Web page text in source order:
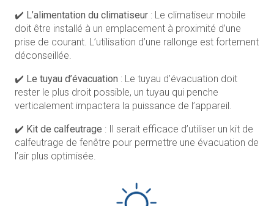
✔️ L’alimentation du climatiseur : Le climatiseur mobile
doit être installé à un emplacement à proximité d’une
prise de courant. L’utilisation d’une rallonge est fortement
déconseillée.
✔️ Le tuyau d’évacuation : Le tuyau d’évacuation doit
rester le plus droit possible, un tuyau qui penche
verticalement impactera la puissance de l’appareil.
✔️ Kit de calfeutrage : Il serait efficace d’utiliser un kit de
calfeutrage de fenêtre pour permettre une évacuation de
l’air plus optimisée.